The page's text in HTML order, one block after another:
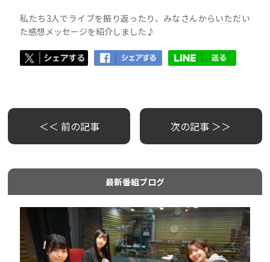
私たち3人でライブを振り返ったり、みなさんからいただい
た感想メッセージを紹介しました♪
＜＜ 前の記事 次の記事 ＞＞
最新番組ブログ